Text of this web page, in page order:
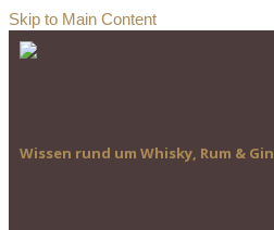
Skip to Main Content
Wissen rund um Whisky, Rum & Gin